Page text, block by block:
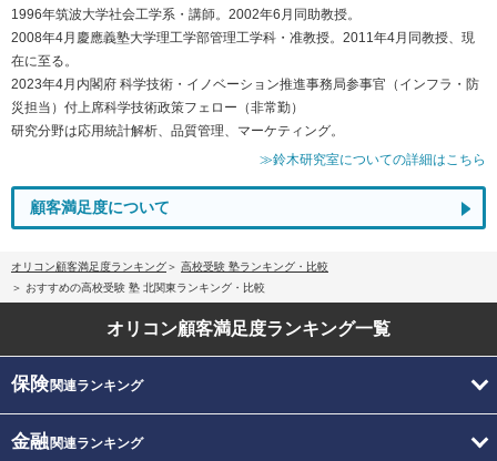
1996年筑波大学社会工学系・講師。2002年6月同助教授。
2008年4月慶應義塾大学理工学部管理工学科・准教授。2011年4月同教授、現
在に至る。
2023年4月内閣府 科学技術・イノベーション推進事務局参事官（インフラ・防
災担当）付上席科学技術政策フェロー（非常勤）
研究分野は応用統計解析、品質管理、マーケティング。
≫鈴木研究室についての詳細はこちら
顧客満足度について
オリコン顧客満足度ランキング
高校受験 塾ランキング・比較
おすすめの高校受験 塾 北関東ランキング・比較
オリコン顧客満足度ランキング一覧
保険関連ランキング
金融関連ランキング